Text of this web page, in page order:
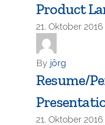
Product
21. Oktober 2016
By jörg
Resume/
21. Oktober 2016